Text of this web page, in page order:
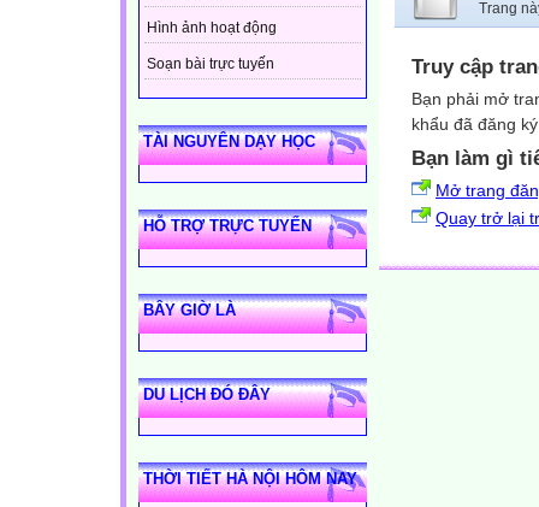
Hình ảnh hoạt động
Soạn bài trực tuyến
TÀI NGUYÊN DẠY HỌC
HỖ TRỢ TRỰC TUYẾN
BÂY GIỜ LÀ
DU LỊCH ĐÓ ĐÂY
THỜI TIẾT HÀ NỘI HÔM NAY
Trang
Truy cập
Bạn phải mở
khẩu đã đăng
Bạn làm gì
Mở trang
Quay trở lại